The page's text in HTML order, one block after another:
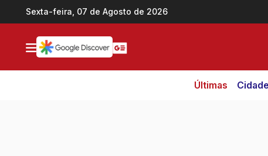
Ir direto pro conteúdo
Sexta-feira, 07 de Agosto de 2026
Últimas